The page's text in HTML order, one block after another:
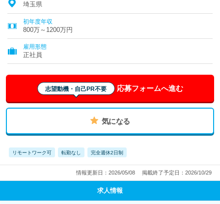
埼玉県
初年度年収
800万～1200万円
雇用形態
正社員
志望動機・自己PR不要 応募フォームへ進む
気になる
リモートワーク可 転勤なし 完全週休2日制
情報更新日：2026/05/08 掲載終了予定日：2026/10/29
求人情報